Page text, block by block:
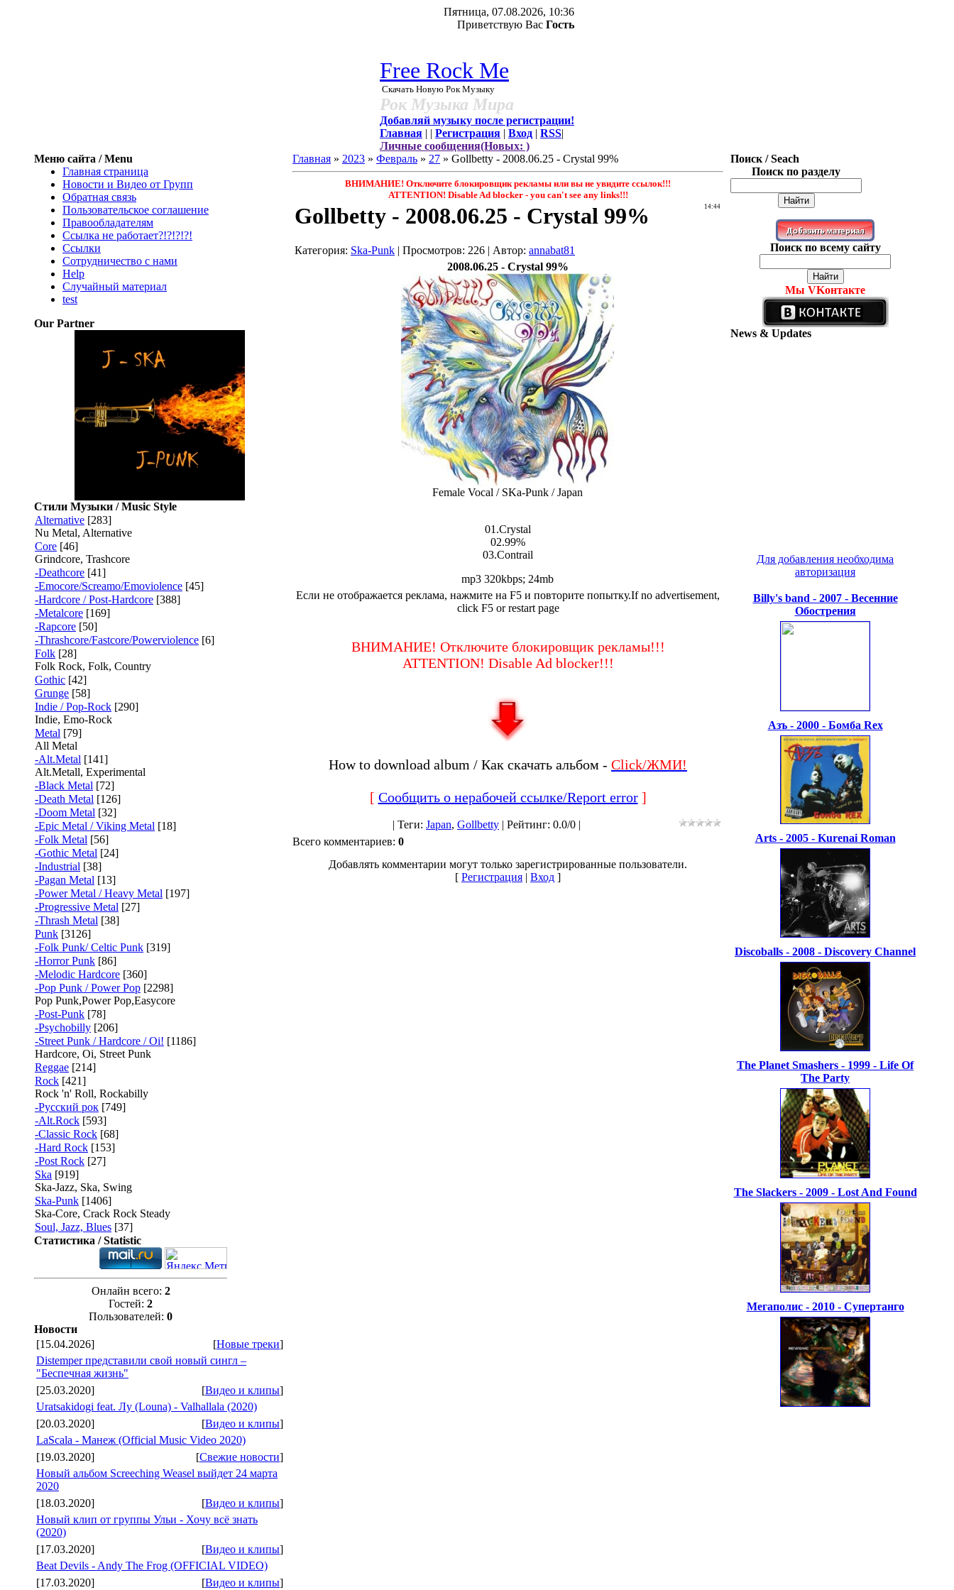
Пятница, 07.08.2026, 10:36
Приветствую Вас Гость
Free Rock Me
Скачать Новую Рок Музыку
Рок Музыка Мира
Добавляй музыку после регистрации!
Главная | | Регистрация | Вход | RSS|
Личные сообщения(Новых: )
Меню сайта / Menu
Главная страница
Новости и Видео от Групп
Обратная связь
Пользовательское соглашение
Правообладателям
Ссылка не работает?!?!?!?!
Ссылки
Сотрудничество с нами
Help
Cлучайный материал
test
Our Partner
Стили Музыки / Music Style
Alternative [283]
Nu Metal, Alternative
Core [46]
Grindcore, Trashcore
-Deathcore [41]
-Emocore/Screamo/Emoviolence [45]
-Hardcore / Post-Hardcore [388]
-Metalcore [169]
-Rapcore [50]
-Thrashcore/Fastcore/Powerviolence [6]
Folk [28]
Folk Rock, Folk, Country
Gothic [42]
Grunge [58]
Indie / Pop-Rock [290]
Indie, Emo-Rock
Metal [79]
All Metal
-Alt.Metal [141]
Alt.Metall, Experimental
-Black Metal [72]
-Death Metal [126]
-Doom Metal [32]
-Epic Metal / Viking Metal [18]
-Folk Metal [56]
-Gothic Metal [24]
-Industrial [38]
-Pagan Metal [13]
-Power Metal / Heavy Metal [197]
-Progressive Metal [27]
-Thrash Metal [38]
Punk [3126]
-Folk Punk/ Celtic Punk [319]
-Horror Punk [86]
-Melodic Hardcore [360]
-Pop Punk / Power Pop [2298]
Pop Punk,Power Pop,Easycore
-Post-Punk [78]
-Psychobilly [206]
-Street Punk / Hardcore / Oi! [1186]
Hardcore, Oi, Street Punk
Reggae [214]
Rock [421]
Rock 'n' Roll, Rockabilly
-Русский рок [749]
-Alt.Rock [593]
-Classic Rock [68]
-Hard Rock [153]
-Post Rock [27]
Ska [919]
Ska-Jazz, Ska, Swing
Ska-Punk [1406]
Ska-Core, Crack Rock Steady
Soul, Jazz, Blues [37]
Статистика / Statistic
Онлайн всего: 2
Гостей: 2
Пользователей: 0
Новости
[15.04.2026]
[Новые треки]
Distemper представили свой новый сингл –
"Беспечная жизнь"
[25.03.2020]
[Видео и клипы]
Uratsakidogi feat. Лу (Louna) - Valhallala (2020)
[20.03.2020]
[Видео и клипы]
LaScala - Манеж (Official Music Video 2020)
[19.03.2020]
[Свежие новости]
Новый альбом Screeching Weasel выйдет 24 марта
2020
[18.03.2020]
[Видео и клипы]
Новый клип от группы Ульи - Хочу всё знать
(2020)
[17.03.2020]
[Видео и клипы]
Beat Devils - Andy The Frog (OFFICIAL VIDEO)
[17.03.2020]
[Видео и клипы]
Главная » 2023 » Февраль » 27 » Gollbetty - 2008.06.25 - Crystal 99%
ВНИМАНИЕ! Отключите блокировщик рекламы или вы не увидите ссылок!!!
ATTENTION! Disable Ad blocker - you саn't see any links!!!
14:44
Gollbetty - 2008.06.25 - Crystal 99%
Категория: Ska-Punk | Просмотров: 226 | Автор: annabat81
2008.06.25 - Crystal 99%
Female Vocal / SKa-Punk / Japan
01.Crystal
02.99%
03.Contrail
mp3 320kbps; 24mb
Если не отображается реклама, нажмите на F5 и повторите попытку.If no advertisement,
click F5 or restart page
ВНИМАНИЕ! Отключите блокировщик рекламы!!!
ATTENTION! Disable Ad blocker!!!
How to download album / Как скачать альбом - Click/ЖМИ!
[ Сообщить о нерабочей ссылке/Report error]
| Теги: Japan, Gollbetty | Рейтинг: 0.0/0 |
Всего комментариев: 0
Добавлять комментарии могут только зарегистрированные пользователи.
[ Регистрация | Вход ]
Поиск / Seach
Поиск по разделу
Поиск по всему сайту
Мы VKонтакте
News & Updates
Для добавления необходима
авторизация
Billy's band - 2007 - Весенние
Обострения
Азъ - 2000 - Бомба Rex
Arts - 2005 - Kurenai Roman
Discoballs - 2008 - Discovery Channel
The Planet Smashers - 1999 - Life Of
The Party
The Slackers - 2009 - Lost And Found
Мегаполис - 2010 - Супертанго